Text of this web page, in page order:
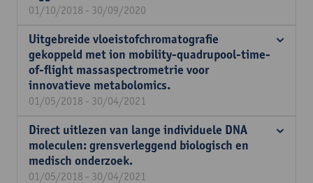
01/10/2018 - 30/09/2020
Uitgebreide vloeistofchromatografie
gekoppeld met ion mobility-quadrupool-time-
of-flight massaspectrometrie voor
innovatieve metabolomics.
01/05/2018 - 30/04/2021
Direct uitlezen van lange individuele DNA
moleculen: grensverleggend biologisch en
medisch onderzoek.
01/05/2018 - 30/04/2021